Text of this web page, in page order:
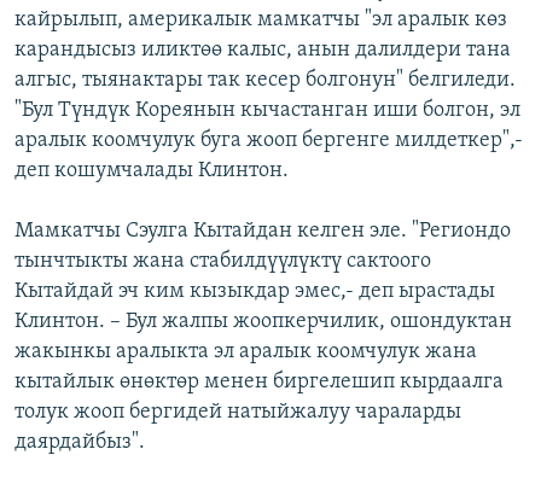
кайрылып, америкалык мамкатчы "эл аралык көз
карандысыз иликтөө калыс, анын далилдери тана
алгыс, тыянактары так кесер болгонун" белгиледи.
"Бул Түндүк Кореянын кычастанган иши болгон, эл
аралык коомчулук буга жооп бергенге милдеткер",-
деп кошумчалады Клинтон.
Мамкатчы Сэулга Кытайдан келген эле. "Региондо
тынчтыкты жана стабилдүүлүктү сактоого
Кытайдай эч ким кызыкдар эмес,- деп ырастады
Клинтон. – Бул жалпы жоопкерчилик, ошондуктан
жакынкы аралыкта эл аралык коомчулук жана
кытайлык өнөктөр менен биргелешип кырдаалга
толук жооп бергидей натыйжалуу чараларды
даярдайбыз".